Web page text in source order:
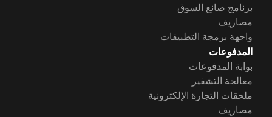
برنامج صانع السوق
مصاريف
واجهة برمجة التطبيقات
المدفوعات
بوابة المدفوعات
معالجة التشفير
ملحقات التجارة الإلكترونية
مصاريف